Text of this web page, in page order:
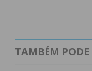
(AFVTER), em
TAMBÉM PODE